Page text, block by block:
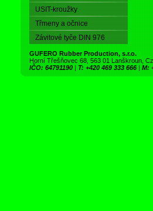
USIT-kroužky
Třmeny a očnice
Závitové tyče DIN 976
GUFERO Rubber Production, s.r.o.
Horní Třešňovec 68, 563 01 Lanškroun,
IČO: 64791190 | T: +420 469 333 666 | M: